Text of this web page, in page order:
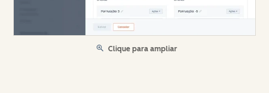
Clique para ampliar